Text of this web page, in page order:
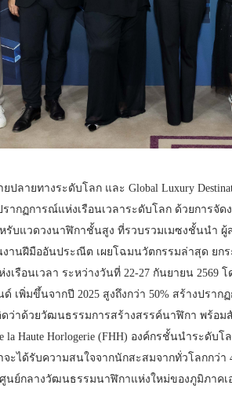
ปลายทางระดับโลก และ Global Luxury
กฏการณ์แห่งเรือนเวลาระดับโลก ด้วยการจัดงาน
รับแวดวงนาฬิกาชั้นสูง ที่รวบรวมเมซงชั้นนำ ผู้
งานฝีมืออันประณีต เผยโฉมนวัตกรรมล่าสุด ย
เรือนเวลา ระหว่างวันที่ 22-27 กันยายน
เพิ่มขึ้นจากปี 2025 สูงถึงกว่า 50% สร้างปรา
ว่าด้วยวัฒนธรรมการสร้างสรรค์นาฬิกา พร้อม
la Haute Horlogerie (FHH) องค์กรชั้นนำระดับ
ะได้รับความสนใจจากนักสะสมจากทั่วโลกกว่
นย์กลางวัฒนธรรมนาฬิกาแห่งใหม่ของภูมิภาคเ